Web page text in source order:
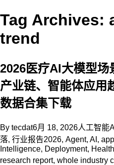
Tag Archives:
trend
2026医疗AI大模型场
产业链、智能体应用
数据合集下载
By tecdat6月 18, 2026人工智能
落, 行业报告2026, Agent, AI ,
Intelligence, Deployment,
research report, whole industry